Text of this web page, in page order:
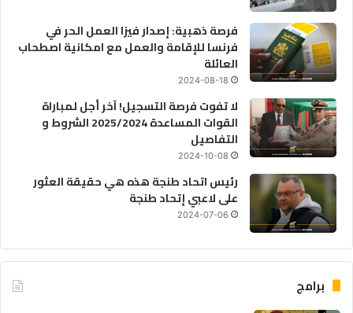
فرصة ذهبية: إصدار فيزا العمل الحر في
فرنسا للإقامة والعمل مع امكانية اصطحاب
العائلة
2024-08-18
لا تفوت فرصة التسجيل! آخر أجل لمباراة
القوات المساعدة 2025/2024 الشروط و
التفاصيل
2024-10-08
رئيس اتحاد طنجة هذه هي حقيقة العثور
على لاعبي إتحاد طنجة
2024-07-06
برامج